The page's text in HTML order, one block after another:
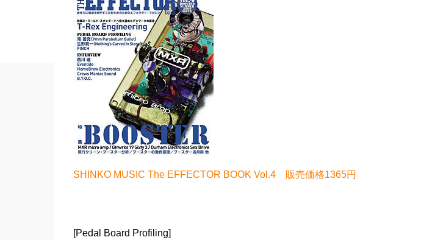
SHINKO MUSIC The EFFECTOR BOOK Vol.4 販売価格1365円
[Pedal Board Profiling]